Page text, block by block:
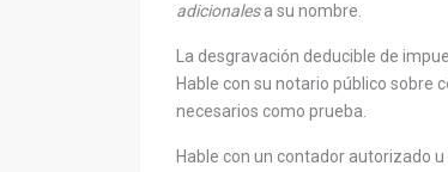
adicionalesa su nombre.
La desgravación deducible de
Hable con su notario público sobre
necesarios como prueba.
Hable con un contador autorizado u